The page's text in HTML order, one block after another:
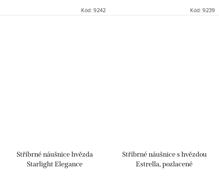
Kód: 9242 Kód: 9239
Stříbrné náušnice hvězda
Starlight Elegance
Stříbrné náušnice s hvězdou
Estrella, pozlacené